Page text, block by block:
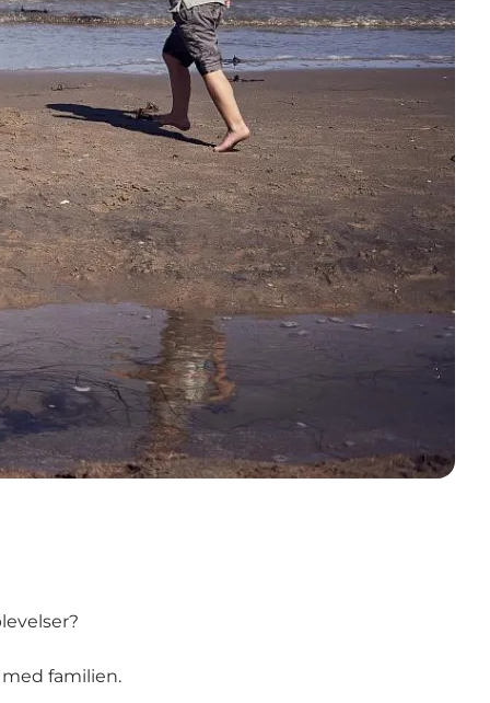
familien.